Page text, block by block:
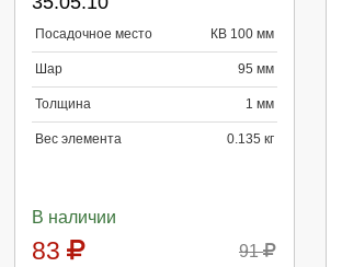
Посадочное место КВ 100 мм
Шар 95 мм
Толщина 1 мм
Вес элемента 0.135 кг
В наличии
83 91
Продолжить Отмена